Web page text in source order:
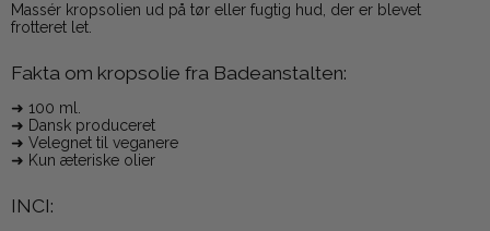
Massér kropsolien ud på tør eller fugtig hud, der er blevet
frotteret let.
Fakta om kropsolie fra Badeanstalten:
➜ 100 ml.
➜ Dansk produceret
➜ Velegnet til veganere
➜ Kun æteriske olier
INCI: